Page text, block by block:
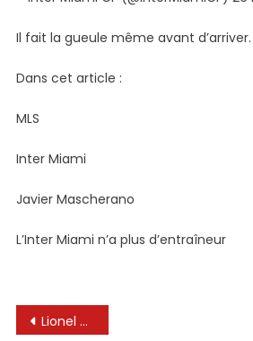
Il fait la gueule même avant d’arriver.
Dans cet article :
MLS
Inter Miami
Javier Mascherano
L’Inter Miami n’a plus d’entraîneur
Navigation
Lionel Messi a son nouvel entraîneur : le recrutement de Javier Mascherano par l’Inter Miami est désormais terminé